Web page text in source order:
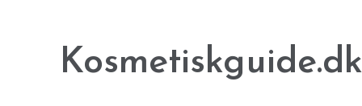
Kosmetiskguide.dk